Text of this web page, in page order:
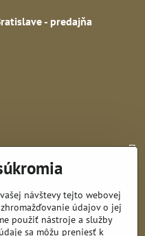
- predajňa
návštevy tejto webovej
údajov o jej
použiť nástroje a služby
sa môžu preniesť k